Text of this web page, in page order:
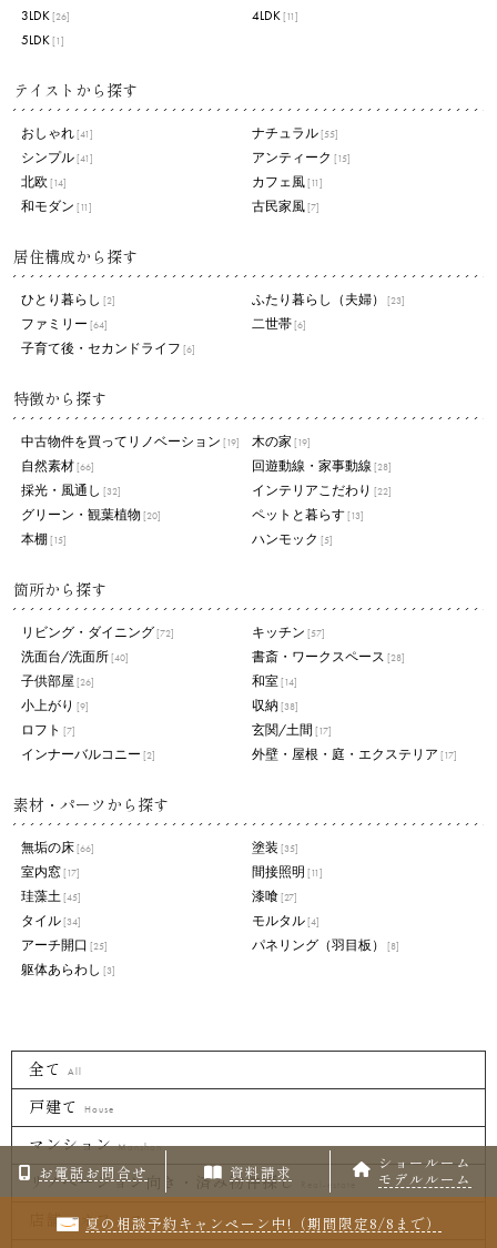
3LDK [26] 4LDK [11]
5LDK [1]
テイストから探す
おしゃれ [41] ナチュラル [55]
シンプル [41] アンティーク [15]
北欧 [14] カフェ風 [11]
和モダン [11] 古民家風 [7]
居住構成から探す
ひとり暮らし [2] ふたり暮らし（夫婦） [23]
ファミリー [64] 二世帯 [6]
子育て後・セカンドライフ [6]
特徴から探す
中古物件を買ってリノベーション [19] 木の家 [19]
自然素材 [66] 回遊動線・家事動線 [28]
採光・風通し [32] インテリアこだわり [22]
グリーン・観葉植物 [20] ペットと暮らす [13]
本棚 [15] ハンモック [5]
箇所から探す
リビング・ダイニング [72] キッチン [57]
洗面台/洗面所 [40] 書斎・ワークスペース [28]
子供部屋 [26] 和室 [14]
小上がり [9] 収納 [38]
ロフト [7] 玄関/土間 [17]
インナーバルコニー [2] 外壁・屋根・庭・エクステリア [17]
素材・パーツから探す
無垢の床 [66] 塗装 [35]
室内窓 [17] 間接照明 [11]
珪藻土 [45] 漆喰 [27]
タイル [34] モルタル [4]
アーチ開口 [25] パネリング（羽目板） [8]
躯体あらわし [3]
全て All
戸建て House
マンション Manshon
リノベーション向き・済み物件探し
店舗・オフィス Shop
お電話お問合せ 資料請求
ショールーム
モデルルーム
夏の相談予約キャンペーン中!（期間限定8/8まで）